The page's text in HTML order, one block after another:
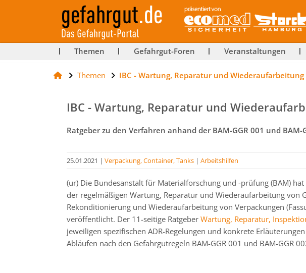
Themen Gefahrgut-Foren Veranstaltungen
Themen IBC - Wartung, Reparatur und Wiederaufarbeitung
IBC - Wartung, Reparatur und
Ratgeber zu den Verfahren anhand der BAM-GGR 001 und BAM-
25.01.2021 | Verpackung, Container, Tanks | Arbeitshilfen
(ur) Die Bundesanstalt für Materialforschung und -prüfung (BAM)
der regelmäßigen Wartung, Reparatur und Wiederaufarbeitung von
Rekonditionierung und Wiederaufarbeitung von Verpackungen
veröffentlicht. Der 11-seitige Ratgeber Wartung, Reparatur,
jeweiligen spezifischen ADR-Regelungen und konkrete
Abläufen nach den Gefahrgutregeln BAM-GGR 001 und BAM-GGR